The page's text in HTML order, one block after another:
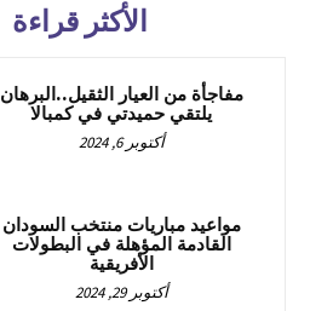
الأكثر قراءة
مفاجأة من العيار الثقيل..البرهان
يلتقي حميدتي في كمبالا
أكتوبر 6, 2024
مواعيد مباريات منتخب السودان
القادمة المؤهلة في البطولات
الأفريقية
أكتوبر 29, 2024